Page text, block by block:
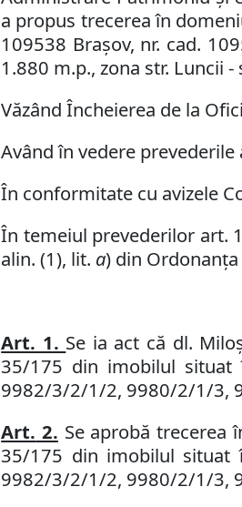
a propus trecerea în
109538 Brașov, nr. cad.
1.880 m.p., zona str. Luncii -
Văzând Încheierea de la
Având în vedere prevederile
În conformitate cu avizele
În temeiul prevederilor art.
alin. (1), lit. a) din
Art. 1. Se ia act că dl.
35/175 din imobilul situat
9982/3/2/1/2, 9980/2/1/3,
Art. 2. Se aprobă trecerea
35/175 din imobilul situat
9982/3/2/1/2, 9980/2/1/3,